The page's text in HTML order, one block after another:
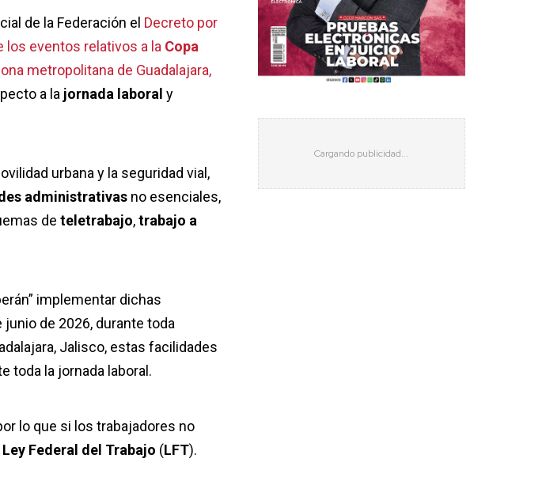
de la Federación el Decreto por
los eventos relativos a la Copa
metropolitana de Guadalajara,
a la jornada laboral y
urbana y la seguridad vial,
administrativas no esenciales,
de teletrabajo,trabajo a
implementar dichas
junio de 2026, durante toda
Jalisco, estas facilidades
toda la jornada laboral.
lo que si los trabajadores no
Ley Federal del Trabajo (LFT).